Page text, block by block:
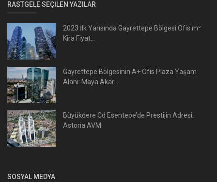
RASTGELE SEÇILEN YAZILAR
2023 İlk Yarısında Gayrettepe Bölgesi Ofis m²
Kira Fiyat...
Gayrettepe Bölgesinin A+ Ofis Plaza Yaşam
Alanı: Maya Akar...
Büyükdere Cd Esentepe’de Prestijin Adresi:
Astoria AVM
SOSYAL MEDYA